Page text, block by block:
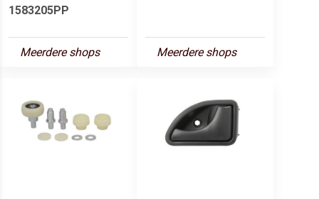
1583205PP
Meerdere shops Meerdere shops